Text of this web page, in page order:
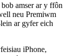
amser ar y ffôn
neu Premiwm
ar gyfer eich
iPhone,